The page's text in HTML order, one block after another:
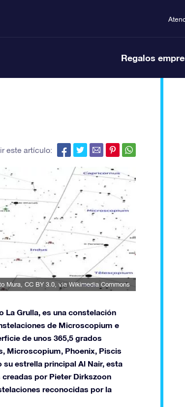
Regalos
este artículo:
Mura CC BY 3.0 , via Wikimedia Commons
La Grulla, es una constelación
de Microscopium e
de unos 365,5 grados
Microscopium, Phoenix, Piscis
su estrella principal Al Nair, esta
por Pieter Dirkszoon
reconocidas por la